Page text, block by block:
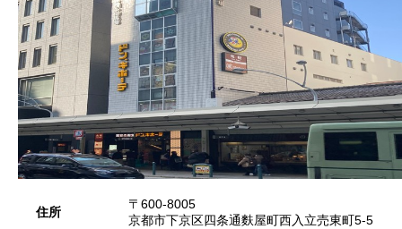
住所
〒600-8005
京都市下京区四条通麩屋町西入立売東町5-5